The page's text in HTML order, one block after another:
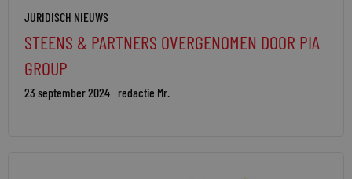
JURIDISCH NIEUWS
STEENS & PARTNERS OVERGENOMEN DOOR PIA
GROUP
23 september 2024 redactie Mr.